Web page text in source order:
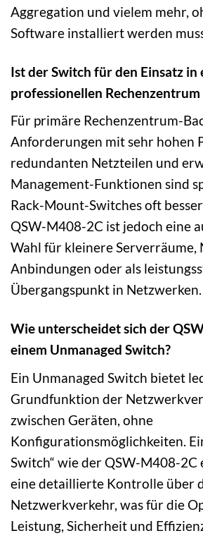
Aggregation und vielem mehr,
Software installiert werden
Ist der Switch für den Einsatz in
professionellen Rechenzentrum
Für primäre Rechenzentrum-
Anforderungen mit sehr hohen
redundanten Netzteilen und
Management-Funktionen sind
Rack-Mount-Switches oft
QSW-M408-2C ist jedoch eine
Wahl für kleinere Serverräume,
Anbindungen oder als
Übergangspunkt in Netzwerken.
Wie unterscheidet sich der
einem Unmanaged Switch?
Ein Unmanaged Switch bietet
Grundfunktion der
zwischen Geräten, ohne
Konfigurationsmöglichkeiten.
Switch“ wie der QSW-M408-2C
eine detaillierte Kontrolle über
Netzwerkverkehr, was für die
Leistung, Sicherheit und